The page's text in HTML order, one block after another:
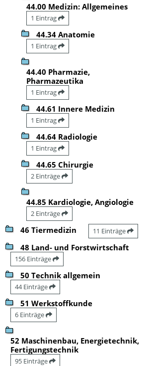
44.00 Medizin: Allgemeines
1 Eintrag
44.34 Anatomie
1 Eintrag
44.40 Pharmazie,
Pharmazeutika
1 Eintrag
44.61 Innere Medizin
1 Eintrag
44.64 Radiologie
1 Eintrag
44.65 Chirurgie
2 Einträge
44.85 Kardiologie, Angiologie
2 Einträge
46 Tiermedizin 11 Einträge
48 Land- und Forstwirtschaft
156 Einträge
50 Technik allgemein
44 Einträge
51 Werkstoffkunde
6 Einträge
52 Maschinenbau, Energietechnik,
Fertigungstechnik
95 Einträge